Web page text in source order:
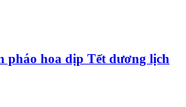
pháo hoa dịp Tết dương lịch